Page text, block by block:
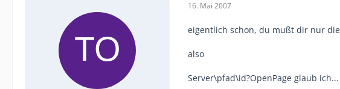
16. Mai 2007
eigentlich schon, du mußt dir nur
also
Server\pfad\id?OpenPage glaub ich...